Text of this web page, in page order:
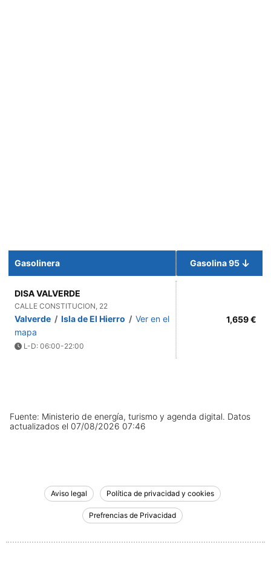
Gasolinera Gasolina 95
DISA VALVERDE
CALLE CONSTITUCION, 22
Valverde / Isla de El Hierro / Ver en el
mapa
L-D: 06:00-22:00
1,659 €
Fuente: Ministerio de energía, turismo y agenda digital. Datos
actualizados el 07/08/2026 07:46
Aviso legal Política de privacidad y cookies
Prefrencias de Privacidad